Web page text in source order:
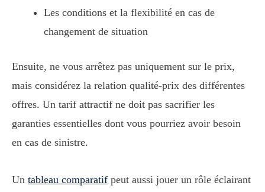
Les conditions et la flexibilité en cas de
changement de situation
Ensuite, ne vous arrêtez pas uniquement sur le prix,
mais considérez la relation qualité-prix des différentes
offres. Un tarif attractif ne doit pas sacrifier les
garanties essentielles dont vous pourriez avoir besoin
en cas de sinistre.
Un tableau comparatif peut aussi jouer un rôle éclairant